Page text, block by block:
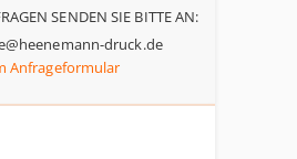
SENDEN SIE BITTE AN:
druck.de
Anfrageformular